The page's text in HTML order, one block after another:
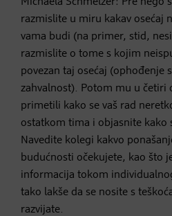
razmislite u miru kakav osećaj
vama budi (na primer, stid,
razmislite o tome s kojim
povezan taj osećaj (ophođenje
zahvalnost). Potom mu u četiri
primetili kako se vaš rad
ostatkom tima i objasnite kako
Navedite kolegi kakvo
budućnosti očekujete, kao što
informacija tokom
tako lakše da se nosite s
razvijate.